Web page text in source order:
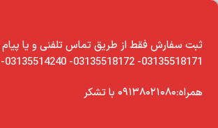
modal-check
ثبت سفارش فقط از طریق تماس تلفنی و یا پیام
03135518171- 03135518172- 03135514240- 03135510359
همراه:۰۹۱۳۸۰۲۱۰۸۰ با تشکر